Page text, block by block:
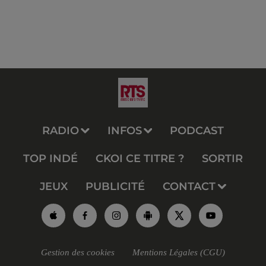
RADIO INFOS PODCAST
TOP INDÉ CKOI CE TITRE ? SORTIR
JEUX PUBLICITÉ CONTACT
Gestion des cookies Mentions Légales (CGU)